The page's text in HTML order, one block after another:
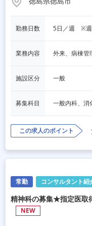
勤務日数 5日／週　※
業務内容 外来、病棟管
施設区分 一般
募集科目
この求人のポイント
常勤 コンサルタント紹
精神科の募集★指定医取
NEW